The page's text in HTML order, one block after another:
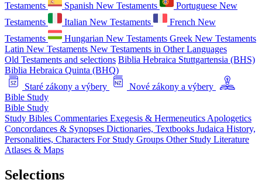
Testaments
Spanish New Testaments
Portuguese New
Testaments
Italian New Testaments
French New
Testaments
Hungarian New Testaments Greek New Testaments
Latin New Testaments New Testaments in Other Languages
Old Testaments and selections Biblia Hebraica Stuttgartensia (BHS)
Biblia Hebraica Quinta (BHQ)
Staré zákony a výbery
Nové zákony a výbery
Bible Study
Bible Study
Study Bibles Commentaries Exegesis & Hermeneutics Apologetics
Concordances & Synopses Dictionaries, Textbooks Judaica History,
Personalities, Characters For Study Groups Other Study Literature
Atlases & Maps
Selections